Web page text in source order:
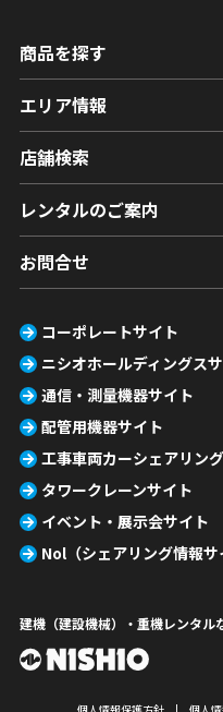
商品を探す
エリア情報
店舗検索
レンタルのご案内
お問合せ
コーポレートサイト
ニシオホールディングス
通信・測量機器サイト
配管用機器サイト
工事車両カーシェアリン
タワークレーンサイト
イベント・展示会サイト
Nol（シェアリング情報サ
建機（建設機械）・重機レンタル